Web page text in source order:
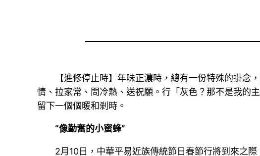
【進修停止時】年味正濃時，總有一份特殊的掛
情、拉家常、問冷熱、送祝願。行「灰色？那不是我的
留下一個個暖和剎時。
“像勤奮的小蜜蜂”
2月10日，中華平易近族傳統節日春節行將到來之